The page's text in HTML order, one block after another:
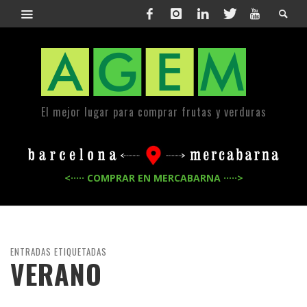
El mejor lugar para comprar frutas y verduras
<····· COMPRAR EN MERCABARNA ·····>
ENTRADAS ETIQUETADAS
VERANO